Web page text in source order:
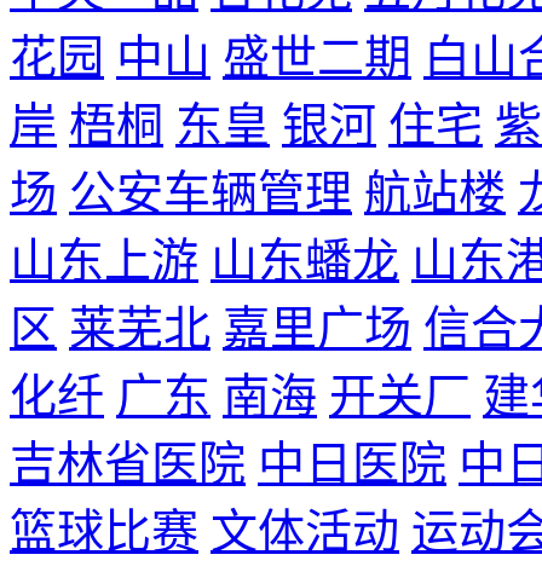
花园 中山 盛世二期 白山
岸 梧桐 东皇 银河 住宅
场 公安车辆管理 航站楼
山东上游 山东蟠龙 山东
区 莱芜北 嘉里广场 信合
化纤 广东 南海 开关厂 建
吉林省医院 中日医院 中
篮球比赛 文体活动 运动